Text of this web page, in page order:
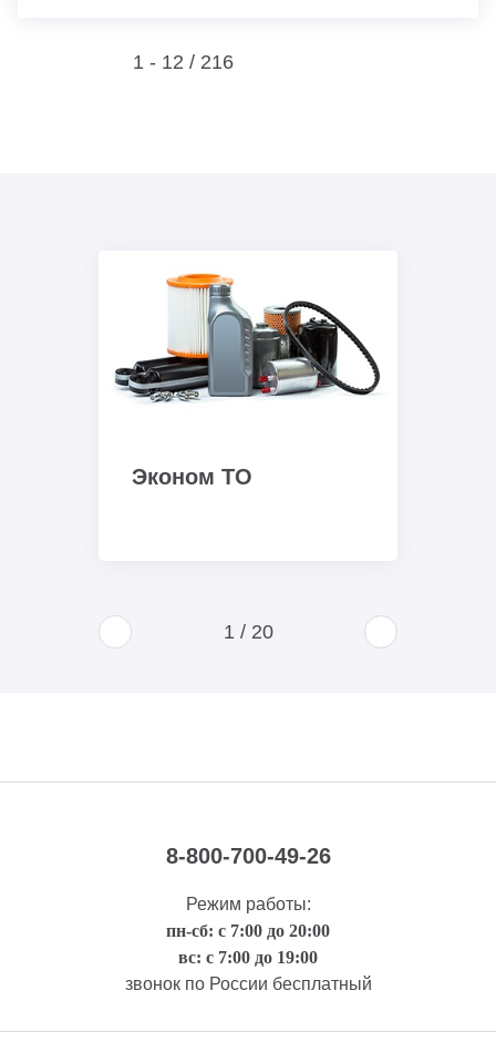
1 - 12 / 216
Эконом ТО
1 / 20
8-800-700-49-26
Режим работы:
пн-сб: с 7:00 до 20:00
вс: с 7:00 до 19:00
звонок по России бесплатный